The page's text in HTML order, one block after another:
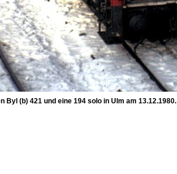
(b) 421 und eine 194 solo in Ulm am 13.12.1980.